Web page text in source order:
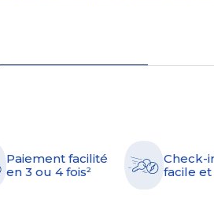
Paiement facilité
en 3 ou 4 fois²
Check-
facile